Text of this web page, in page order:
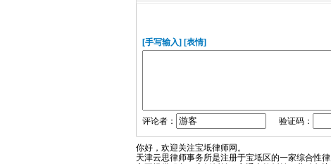
[手写输入] [表情]
评论者： 验证码：
你好，欢迎关注宝坻律师网。
天津云思律师事务所是注册于宝坻区的一家综合性